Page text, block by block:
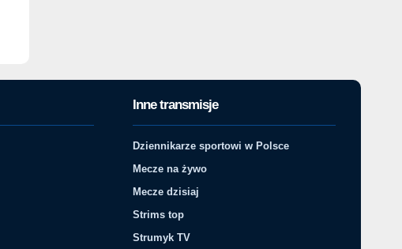
Inne transmisje
Dziennikarze sportowi w Polsce
Mecze na żywo
Mecze dzisiaj
Strims top
Strumyk TV